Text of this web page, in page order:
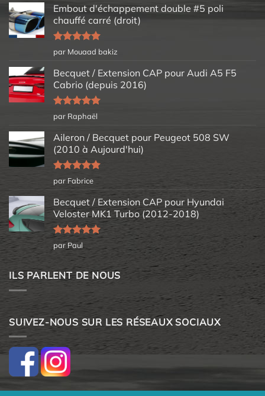
Embout d'échappement double #5 poli
chauffé carré (droit)
Note5sur
5
par Mouaad bakiz
Becquet / Extension CAP pour Audi A5 F5
Cabrio (depuis 2016)
Note5sur
5
par Raphaël
Aileron / Becquet pour Peugeot 508 SW
(2010 à Aujourd'hui)
Note5sur
5
par Fabrice
Becquet / Extension CAP pour Hyundai
Veloster MK1 Turbo (2012-2018)
Note5sur
5
par Paul
ILS PARLENT DE NOUS
SUIVEZ-NOUS SUR LES RÉSEAUX SOCIAUX